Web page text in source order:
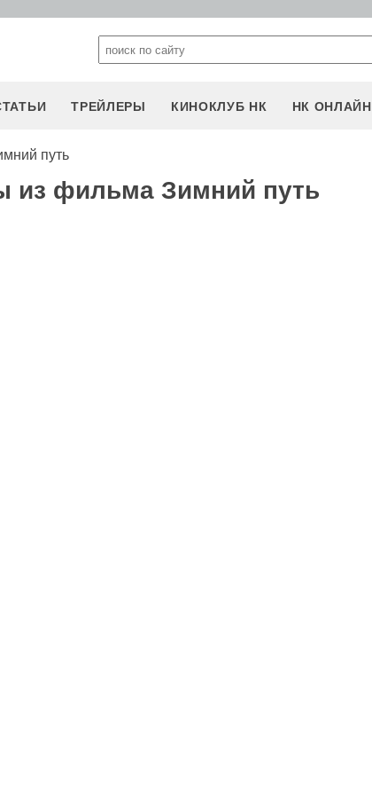
ТРЕЙЛЕРЫ КИНОКЛУБ НК НК ОНЛАЙН
путь
из фильма Зимний путь